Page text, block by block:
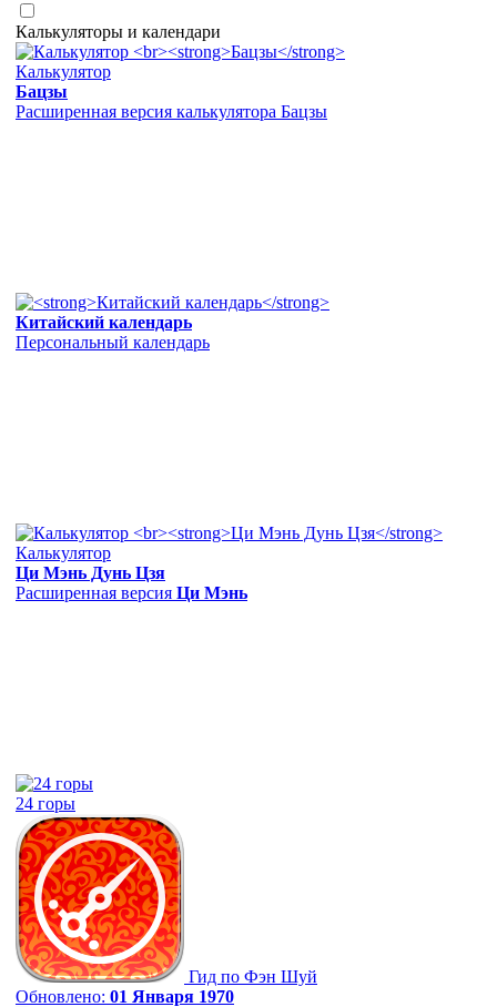
Калькуляторы и календари
Калькулятор
Бацзы
Расширенная версия калькулятора Бацзы
Китайский календарь
Персональный календарь
Калькулятор
Ци Мэнь Дунь Цзя
Расширенная версия Ци Мэнь
24 горы
Гид по Фэн Шуй
Обновлено: 01 Января 1970